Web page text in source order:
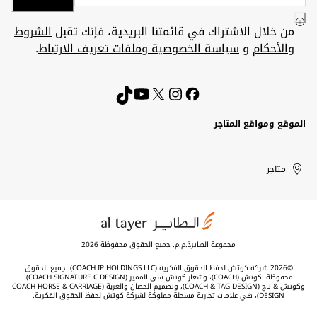
من خلال الاشتراك في قائمتنا البريدية، فإنك تقبلالشروط
والأحكام وسياسة الخصوصية وملفات تعريف الارتباط.
الموقع ومواقع المتاجر
United
Arab
Kuwait
الإمارات
العربية
الكويت
متاجر
مجموعة الطايرذ.م.م. جميع الحقوق محفوظة 2026
©2026 شركة كوتش لحفظ الحقوق الفكرية (COACH IP HOLDINGS LLC). جميع الحقوق
محفوظة. كوتش (COACH)، وشعار كوتش سي المميز (COACH SIGNATURE C DESIGN)،
وكوتش & تاج (COACH & TAG DESIGN)، وتصميم الحصان والعربة (COACH HORSE & CARRIAGE
DESIGN)، هي علامات تجارية مسجلة مملوكة لشركة كوتش لحفظ الحقوق الفكرية.